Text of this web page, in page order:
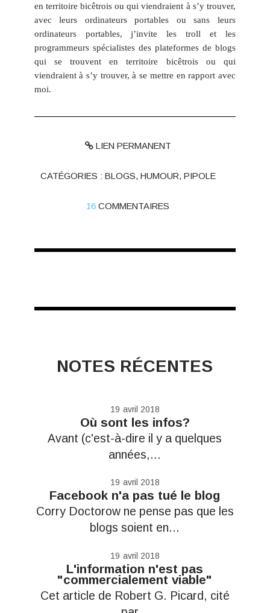
en territoire bicêtrois ou qui viendraient à s’y trouver,
avec leurs ordinateurs portables ou sans leurs
ordinateurs portables, j’invite les troll et les
programmeurs spécialistes des plateformes de blogs
qui se trouvent en territoire bicêtrois ou qui
viendraient à s’y trouver, à se mettre en rapport avec
moi.
LIEN PERMANENT
CATÉGORIES : BLOGS, HUMOUR, PIPOLE
16 COMMENTAIRES
NOTES RÉCENTES
19 avril 2018
Où sont les infos?
Avant (c'est-à-dire il y a quelques
années,...
19 avril 2018
Facebook n'a pas tué le blog
Corry Doctorow ne pense pas que les
blogs soient en...
19 avril 2018
L'information n'est pas
"commercialement viable"
Cet article de Robert G. Picard, cité